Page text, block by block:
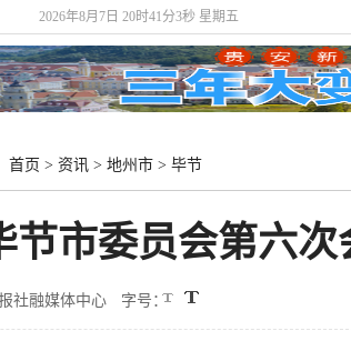
2026年8月7日 20时41分4秒 星期五
首页 > 资讯 > 地州市 > 毕节
节市委员会第六次
社融媒体中心 字号：